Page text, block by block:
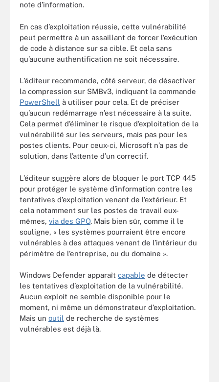
note d’information.
En cas d’exploitation réussie, cette vulnérabilité
peut permettre à un assaillant de forcer l’exécution
de code à distance sur sa cible. Et cela sans
qu’aucune authentification ne soit nécessaire.
L’éditeur recommande, côté serveur, de désactiver
la compression sur SMBv3, indiquant la commande
PowerShell à utiliser pour cela. Et de préciser
qu’aucun redémarrage n’est nécessaire à la suite.
Cela permet d’éliminer le risque d’exploitation de la
vulnérabilité sur les serveurs, mais pas pour les
postes clients. Pour ceux-ci, Microsoft n’a pas de
solution, dans l’attente d’un correctif.
L’éditeur suggère alors de bloquer le port TCP 445
pour protéger le système d’information contre les
tentatives d’exploitation venant de l’extérieur. Et
cela notamment sur les postes de travail eux-
mêmes, via des GPO. Mais bien sûr, comme il le
souligne, « les systèmes pourraient être encore
vulnérables à des attaques venant de l’intérieur du
périmètre de l’entreprise, ou du domaine ».
Windows Defender apparaît capable de détecter
les tentatives d’exploitation de la vulnérabilité.
Aucun exploit ne semble disponible pour le
moment, ni même un démonstrateur d’exploitation.
Mais un outil de recherche de systèmes
vulnérables est déjà là.